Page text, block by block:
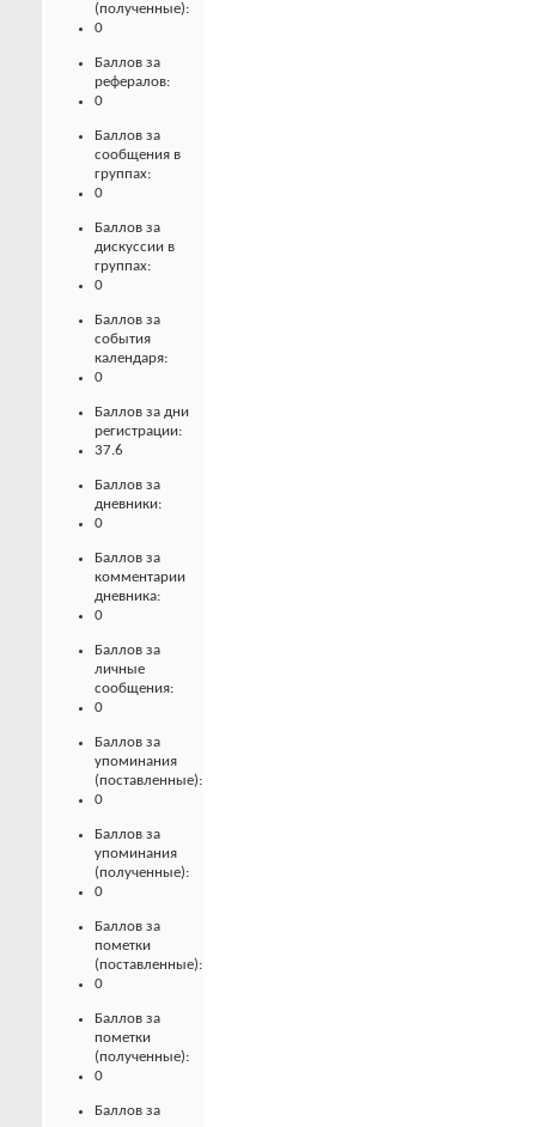
(полученные):
0
Баллов за
рефералов:
0
Баллов за
сообщения в
группах:
0
Баллов за
дискуссии в
группах:
0
Баллов за
события
календаря:
0
Баллов за дни
регистрации:
37.6
Баллов за
дневники:
0
Баллов за
комментарии
дневника:
0
Баллов за
личные
сообщения:
0
Баллов за
упоминания
(поставленные):
0
Баллов за
упоминания
(полученные):
0
Баллов за
пометки
(поставленные):
0
Баллов за
пометки
(полученные):
0
Баллов за